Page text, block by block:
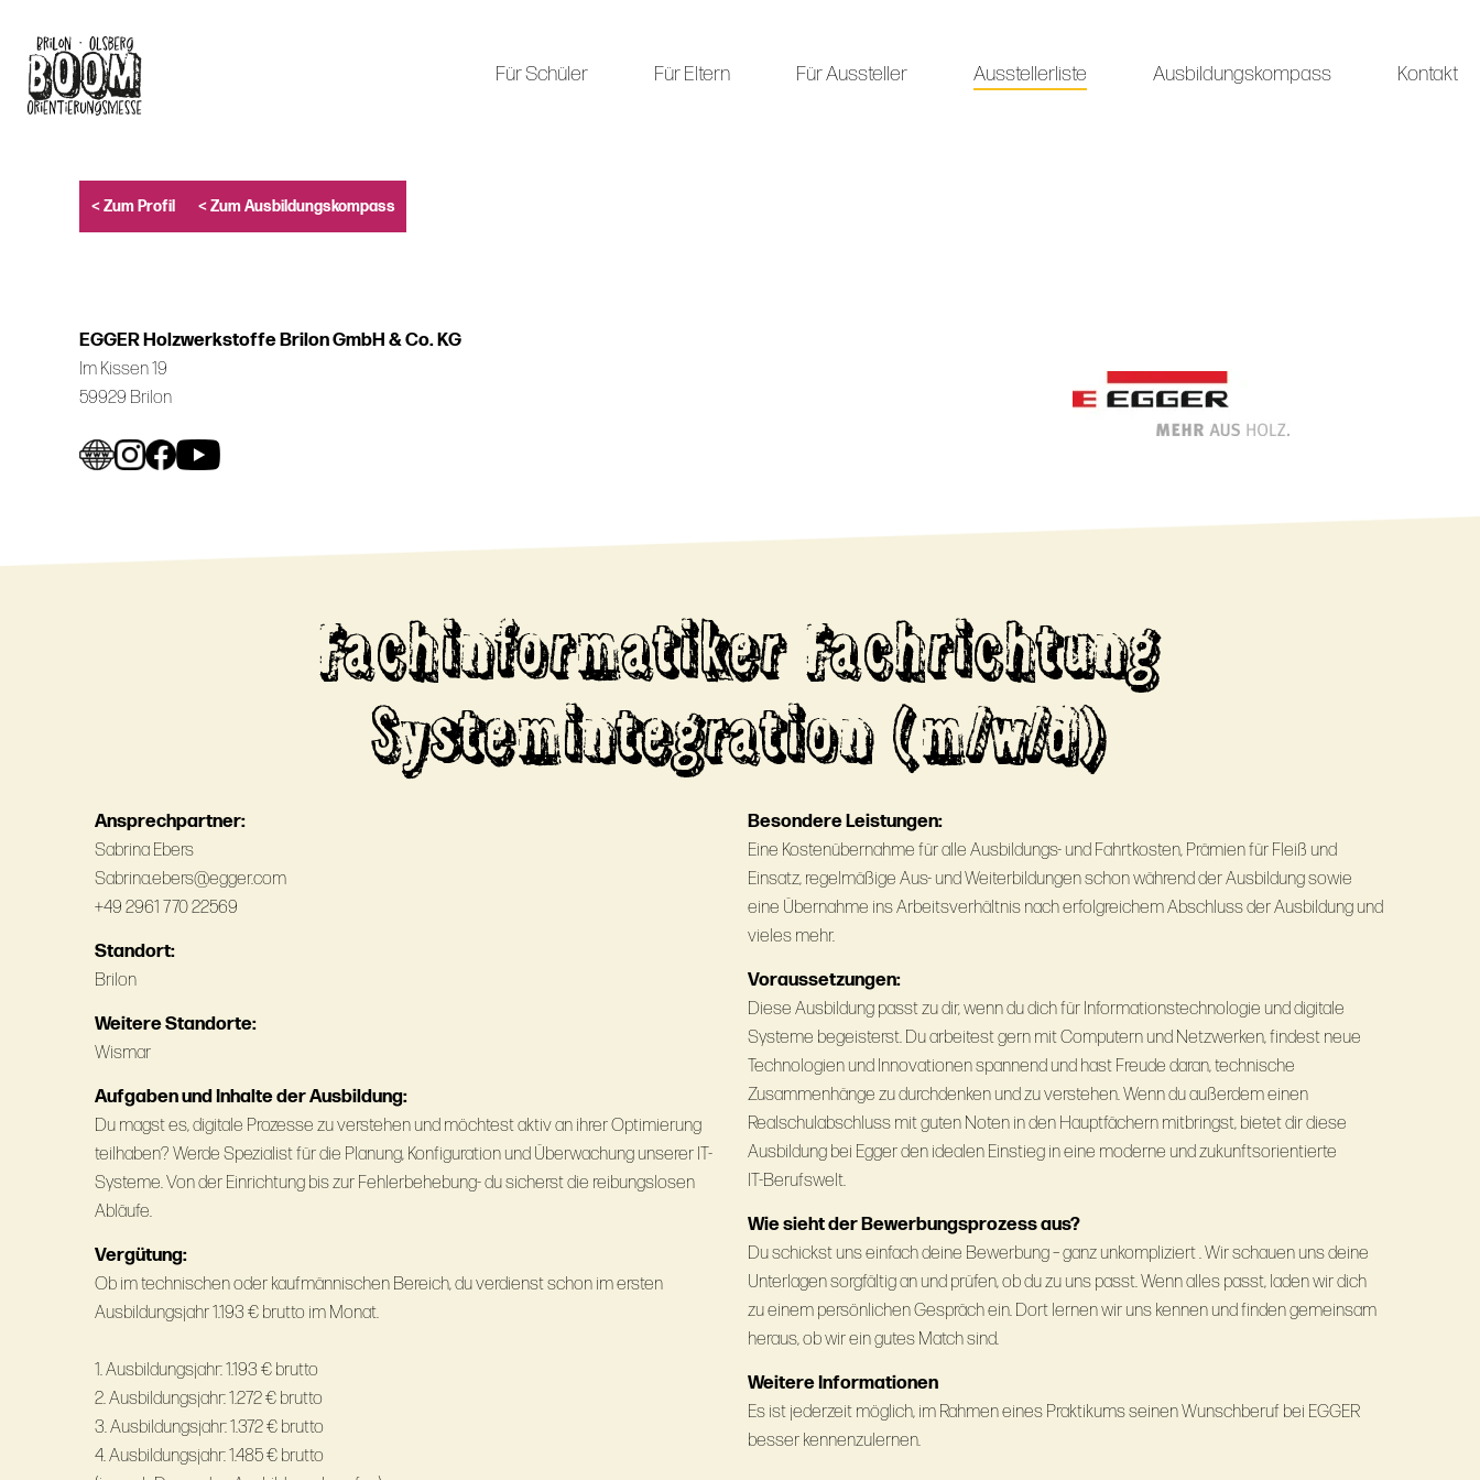
content
Für Schüler Für Eltern Für Aussteller Ausstellerliste Ausbildungskompass Kontakt
< Zum Profil < Zum Ausbildungskompass
EGGER Holzwerkstoffe Brilon GmbH & Co. KG
Im Kissen 19
59929 Brilon
Fachinformatiker Fachrichtung
Systemintegration (m/w/d)
Ansprechpartner:
Sabrina Ebers
Sabrina.ebers@egger.com
+49 2961 770 22569
Standort:
Brilon
Weitere Standorte:
Wismar
Aufgaben und Inhalte der Ausbildung:
Du magst es, digitale Prozesse zu verstehen und möchtest aktiv an ihrer Optimierung
teilhaben? Werde Spezialist für die Planung, Konfiguration und Überwachung unserer IT-
Systeme. Von der Einrichtung bis zur Fehlerbehebung- du sicherst die reibungslosen
Abläufe.
Vergütung:
Ob im technischen oder kaufmännischen Bereich, du verdienst schon im ersten
Ausbildungsjahr 1.193 € brutto im Monat.
1. Ausbildungsjahr: 1.193 € brutto
2. Ausbildungsjahr: 1.272 € brutto
3. Ausbildungsjahr: 1.372 € brutto
4. Ausbildungsjahr: 1.485 € brutto
Besondere Leistungen:
Eine Kostenübernahme für alle Ausbildungs- und Fahrtkosten, Prämien für Fleiß und
Einsatz, regelmäßige Aus- und Weiterbildungen schon während der Ausbildung sowie
eine Übernahme ins Arbeitsverhältnis nach erfolgreichem Abschluss der Ausbildung und
vieles mehr.
Voraussetzungen:
Diese Ausbildung passt zu dir, wenn du dich für Informationstechnologie und digitale
Systeme begeisterst. Du arbeitest gern mit Computern und Netzwerken, findest neue
Technologien und Innovationen spannend und hast Freude daran, technische
Zusammenhänge zu durchdenken und zu verstehen. Wenn du außerdem einen
Realschulabschluss mit guten Noten in den Hauptfächern mitbringst, bietet dir diese
Ausbildung bei Egger den idealen Einstieg in eine moderne und zukunftsorientierte
IT‑Berufswelt.
Wie sieht der Bewerbungsprozess aus?
Du schickst uns einfach deine Bewerbung – ganz unkompliziert . Wir schauen uns deine
Unterlagen sorgfältig an und prüfen, ob du zu uns passt. Wenn alles passt, laden wir dich
zu einem persönlichen Gespräch ein. Dort lernen wir uns kennen und finden gemeinsam
heraus, ob wir ein gutes Match sind.
Weitere Informationen
Es ist jederzeit möglich, im Rahmen eines Praktikums seinen Wunschberuf bei EGGER
besser kennenzulernen.